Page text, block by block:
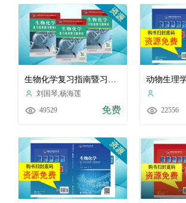
生物化学复习指南暨习题解析
刘国琴,杨海莲
49529 免费 22556